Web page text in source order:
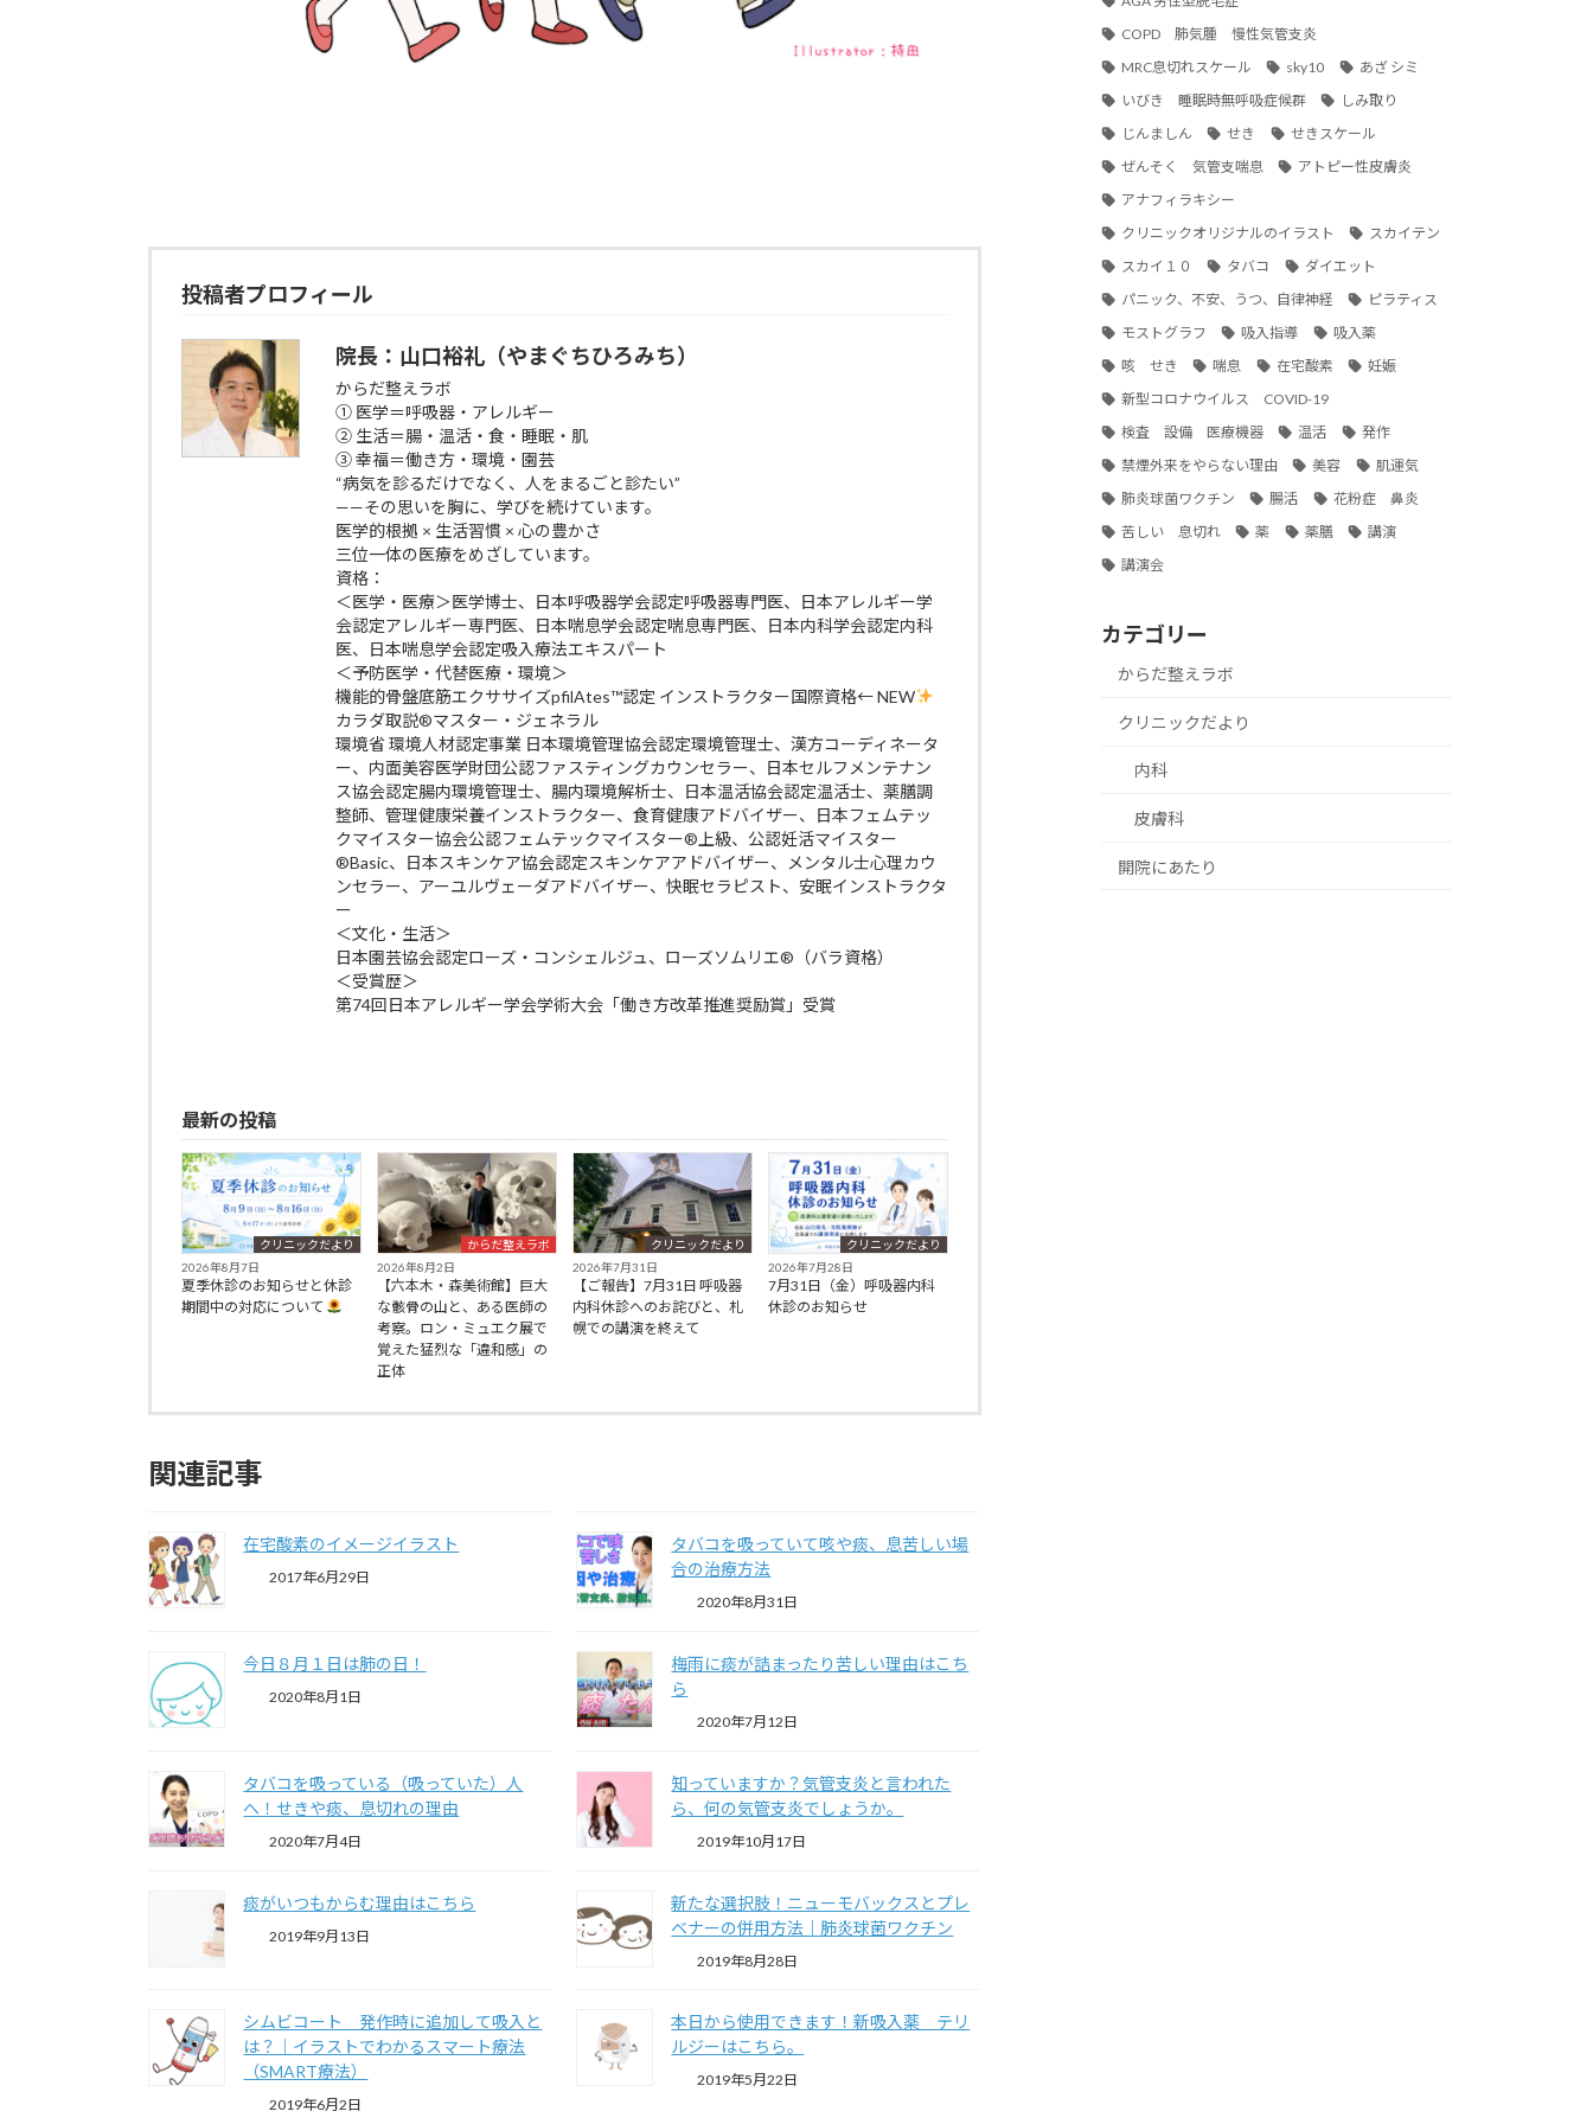
投稿者プロフィール
院長：山口裕礼（やまぐちひろみち）
からだ整えラボ
① 医学＝呼吸器・アレルギー
② 生活＝腸・温活・食・睡眠・肌
③ 幸福＝働き方・環境・園芸
“病気を診るだけでなく、人をまるごと診たい”
——その思いを胸に、学びを続けています。
医学的根拠 × 生活習慣 × 心の豊かさ
三位一体の医療をめざしています。
資格：
＜医学・医療＞医学博士、日本呼吸器学会認定呼吸器専門医、日本アレルギー学
会認定アレルギー専門医、日本喘息学会認定喘息専門医、日本内科学会認定内科
医、日本喘息学会認定吸入療法エキスパート
＜予防医学・代替医療・環境＞
機能的骨盤底筋エクササイズpfilAtes™認定 インストラクター国際資格← NEW
カラダ取説®マスター・ジェネラル
環境省 環境人材認定事業 日本環境管理協会認定環境管理士、漢方コーディネータ
ー、内面美容医学財団公認ファスティングカウンセラー、日本セルフメンテナン
ス協会認定腸内環境管理士、腸内環境解析士、日本温活協会認定温活士、薬膳調
整師、管理健康栄養インストラクター、食育健康アドバイザー、日本フェムテッ
クマイスター協会公認フェムテックマイスター®上級、公認妊活マイスター
®Basic、日本スキンケア協会認定スキンケアアドバイザー、メンタル士心理カウ
ンセラー、アーユルヴェーダアドバイザー、快眠セラピスト、安眠インストラクタ
ー
＜文化・生活＞
日本園芸協会認定ローズ・コンシェルジュ、ローズソムリエ®（バラ資格）
＜受賞歴＞
第74回日本アレルギー学会学術大会「働き方改革推進奨励賞」受賞
最新の投稿
クリニックだより
2026年8月7日
夏季休診のお知らせと休診
期間中の対応について
からだ整えラボ
2026年8月2日
【六本木・森美術館】巨大
な骸骨の山と、ある医師の
考察。ロン・ミュエク展で
覚えた猛烈な「違和感」の
正体
クリニックだより
2026年7月31日
【ご報告】7月31日 呼吸器
内科休診へのお詫びと、札
幌での講演を終えて
クリニックだより
2026年7月28日
7月31日（金）呼吸器内科
休診のお知らせ
関連記事
在宅酸素のイメージイラスト
2017年6月29日
タバコを吸っていて咳や痰、息苦しい場
合の治療方法
2020年8月31日
今日８月１日は肺の日！
2020年8月1日
梅雨に痰が詰まったり苦しい理由はこち
ら
2020年7月12日
タバコを吸っている（吸っていた）人
へ！せきや痰、息切れの理由
2020年7月4日
知っていますか？気管支炎と言われた
ら、何の気管支炎でしょうか。
2019年10月17日
痰がいつもからむ理由はこちら
2019年9月13日
新たな選択肢！ニューモバックスとプレ
ベナーの併用方法｜肺炎球菌ワクチン
2019年8月28日
シムビコート 発作時に追加して吸入と
は？｜イラストでわかるスマート療法
（SMART療法）
2019年6月2日
本日から使用できます！新吸入薬 テリ
ルジーはこちら。
2019年5月22日
COPD 肺気腫 慢性気管支炎
MRC息切れスケール
sky10
あざ シミ
いびき 睡眠時無呼吸症候群
しみ取り
じんましん
せき
せきスケール
ぜんそく 気管支喘息
アトピー性皮膚炎
アナフィラキシー
クリニックオリジナルのイラスト
スカイテン
スカイ１０
タバコ
ダイエット
パニック、不安、うつ、自律神経
ピラティス
モストグラフ
吸入指導
吸入薬
咳 せき
喘息 在宅酸素
妊娠
新型コロナウイルス COVID-19
検査 設備 医療機器
温活
発作
禁煙外来をやらない理由
美容
肌運気
肺炎球菌ワクチン
腸活
花粉症 鼻炎
苦しい 息切れ
薬 薬膳
講演
講演会
カテゴリー
からだ整えラボ
クリニックだより
内科
皮膚科
開院にあたり